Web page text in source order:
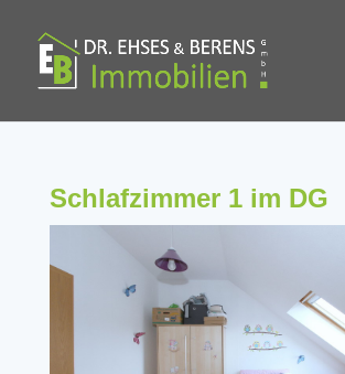
Schlafzimmer 1 im DG